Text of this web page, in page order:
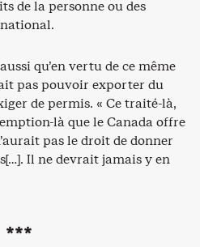
de la personne ou des
qu’en vertu de ce même
pas pouvoir exporter du
de permis. « Ce traité-là,
là que le Canada offre
pas le droit de donner
Il ne devrait jamais y en
***